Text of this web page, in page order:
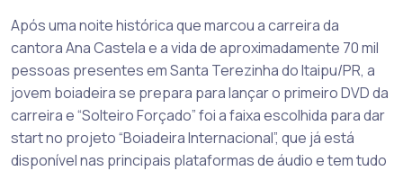
Após uma noite histórica que marcou a carreira da
cantora Ana Castela e a vida de aproximadamente 70 mil
pessoas presentes em Santa Terezinha do Itaipu/PR, a
jovem boiadeira se prepara para lançar o primeiro DVD da
carreira e “Solteiro Forçado” foi a faixa escolhida para dar
start no projeto “Boiadeira Internacional”, que já está
disponível nas principais plataformas de áudio e tem tudo